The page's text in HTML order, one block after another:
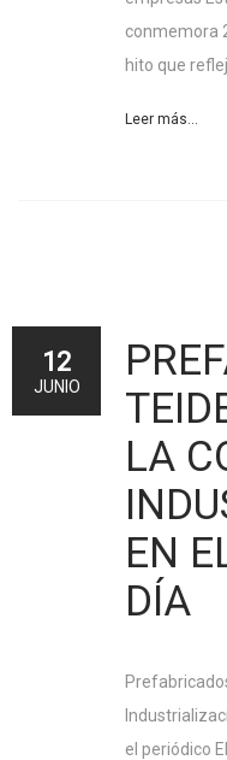
conmemora
hito que
Leer más...
LA
EN
DÍA
el periódico
12
JUNIO